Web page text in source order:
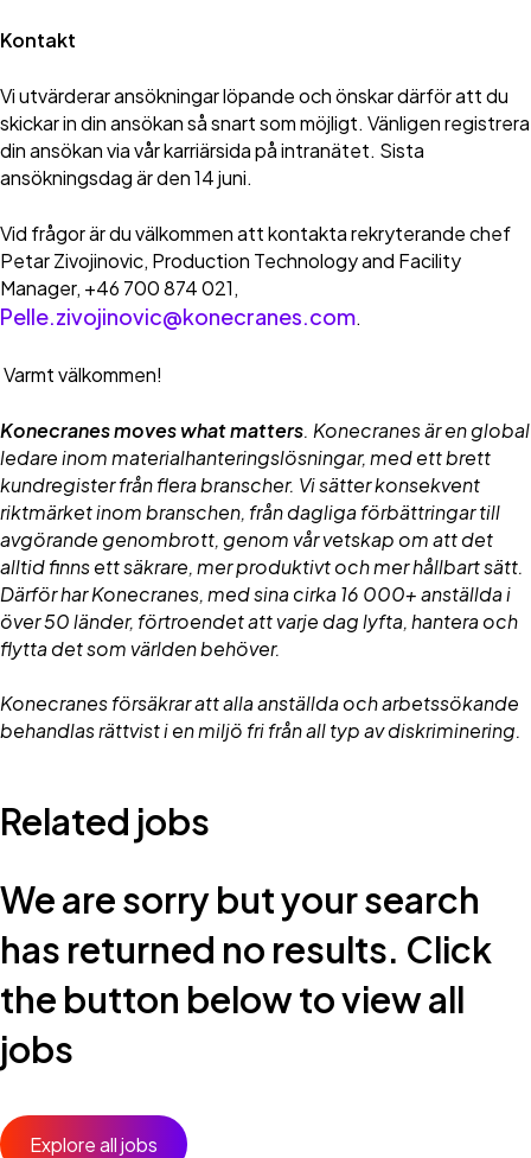
Kontakt
Vi utvärderar ansökningar löpande och önskar därför att du
skickar in din ansökan så snart som möjligt. Vänligen registrera
din ansökan via vår karriärsida på intranätet. Sista
ansökningsdag är den 14 juni.
Vid frågor är du välkommen att kontakta rekryterande chef
Petar Zivojinovic, Production Technology and Facility
Manager, +46 700 874 021,
Pelle.zivojinovic@konecranes.com.
Varmt välkommen!
Konecranes moves what matters. Konecranes är en global
ledare inom materialhanteringslösningar, med ett brett
kundregister från flera branscher. Vi sätter konsekvent
riktmärket inom branschen, från dagliga förbättringar till
avgörande genombrott, genom vår vetskap om att det
alltid finns ett säkrare, mer produktivt och mer hållbart sätt.
Därför har Konecranes, med sina cirka 16 000+ anställda i
över 50 länder, förtroendet att varje dag lyfta, hantera och
flytta det som världen behöver.
Konecranes försäkrar att alla anställda och arbetssökande
behandlas rättvist i en miljö fri från all typ av diskriminering.
Related jobs
We are sorry but your search
has returned no results. Click
the button below to view all
jobs
Explore all jobs